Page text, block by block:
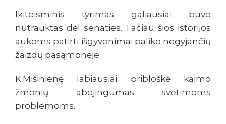
Ikiteisminis tyrimas galiausiai buvo
nutrauktas dėl senaties. Tačiau šios istorijos
aukoms patirti išgyvenimai paliko negyjančių
žaizdų pasąmonėje.
K.Mišinienę labiausiai pribloškė kaimo
žmonių abejingumas svetimoms
problemoms.